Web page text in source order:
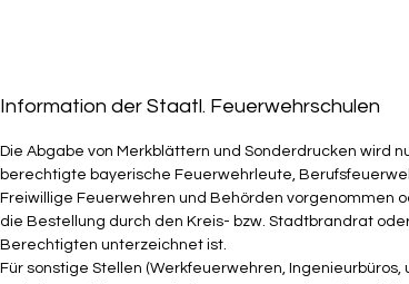
Information der Staatl. Feuerwehrschulen
Die Abgabe von Merkblättern und Sonderdrucken wird
berechtigte bayerische Feuerwehrleute,
Freiwillige Feuerwehren und Behörden vorgenommen
die Bestellung durch den Kreis- bzw. Stadtbrandrat
Berechtigten unterzeichnet ist.
Für sonstige Stellen (Werkfeuerwehren, Ingenieurbüros,